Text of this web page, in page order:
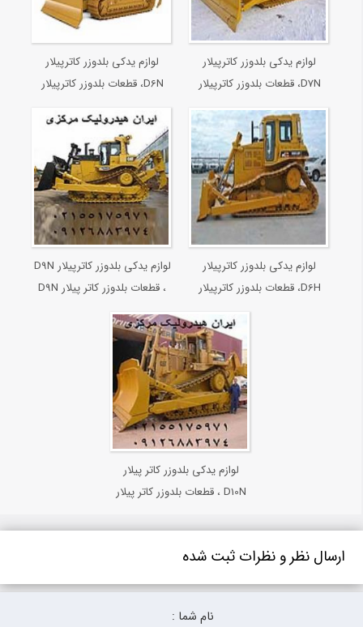
لوازم یدکی بلدوزر کاترپیلار
D7N، قطعات بلدوزر کاترپیلار
لوازم یدکی بلدوزر کاترپیلار
D6N، قطعات بلدوزر کاترپیلار
لوازم یدکی بلدوزر کاترپیلار
D6H، قطعات بلدوزر کاترپیلار
D6H
لوازم یدکی بلدوزر کاترپیلار D9N
، قطعات بلدوزر کاتر پیلار D9N
لوازم یدکی بلدوزر کاتر پیلار
D10N ، قطعات بلدوزر کاتر پیلار
ارسال نظر و نظرات ثبت شده
نام شما :